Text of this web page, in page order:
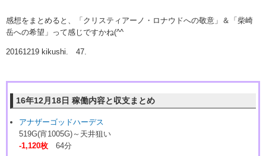
感想をまとめると、「クリスティアーノ・ロナウドへの敬意」＆「柴崎
岳への希望」って感じですかね(^^ゞ
20161219 kikushi. 47.
16年12月18日 稼働内容と収支まとめ
アナザーゴッドハーデス
519G(宵1005G)～天井狙い
-1,120枚 64分